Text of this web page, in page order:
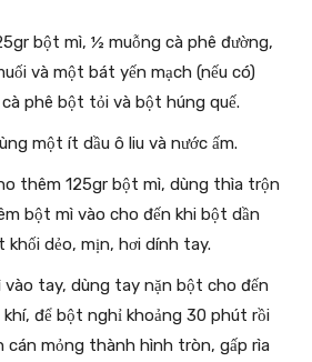
bột mì, ½ muỗng cà phê đường,
và một bát yến mạch (nếu có)
phê bột tỏi và bột húng quế.
một ít dầu ô liu và nước ấm.
thêm 125gr bột mì, dùng thìa trộn
bột mì vào cho đến khi bột dần
dẻo, mịn, hơi dính tay.
vào tay, dùng tay nặn bột cho đến
để bột nghỉ khoảng 30 phút rồi
cán mỏng thành hình tròn, gấp rìa